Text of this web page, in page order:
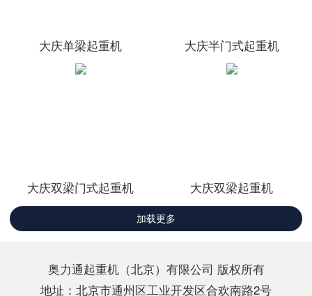
大庆单梁起重机 大庆半门式起重机
大庆双梁门式起重机 大庆双梁起重机
加载更多
奥力通起重机（北京）有限公司 版权所有
地址：北京市通州区工业开发区合欢南路2号